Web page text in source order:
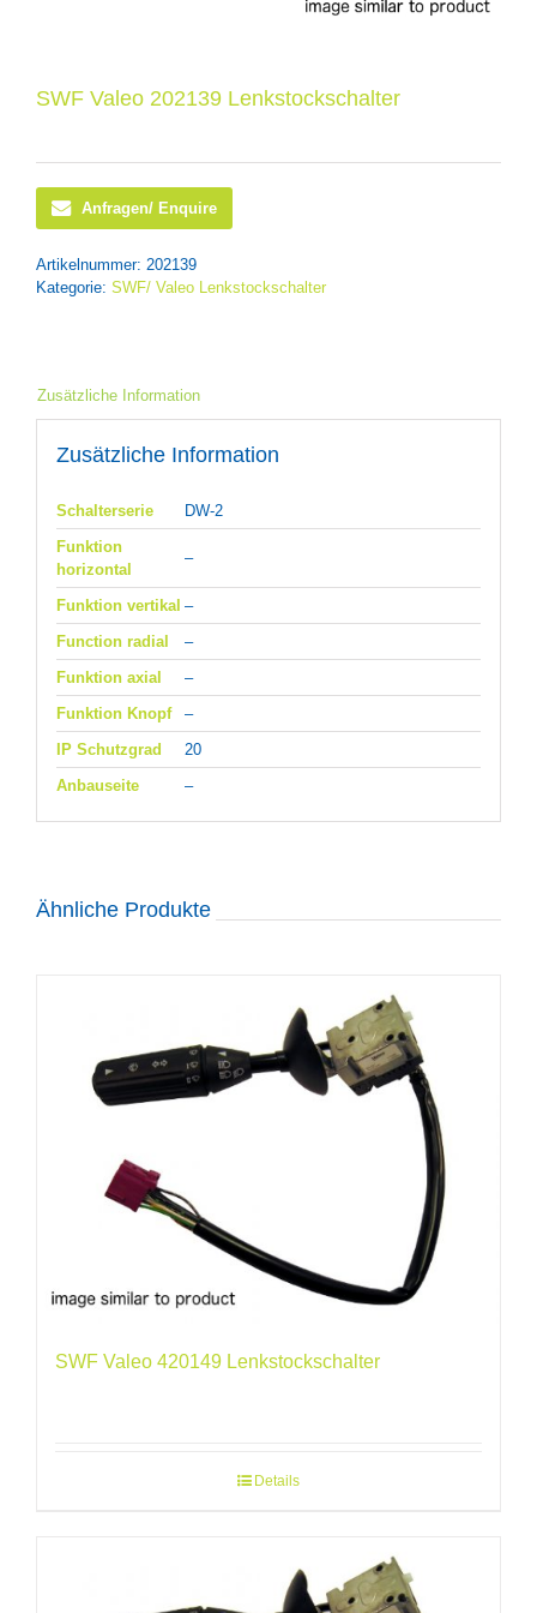
SWF Valeo 202139 Lenkstockschalter
Anfragen/ Enquire
Artikelnummer: 202139
Kategorie: SWF/ Valeo Lenkstockschalter
Zusätzliche Information
Zusätzliche Information
Schalterserie
DW-2
Funktion
horizontal
–
Funktion vertikal –
Function radial
–
Funktion axial
–
Funktion Knopf
–
IP Schutzgrad
20
Anbauseite
–
Ähnliche Produkte
SWF Valeo 420149 Lenkstockschalter
Details